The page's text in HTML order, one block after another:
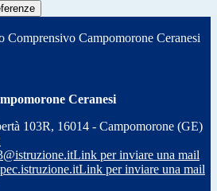
Comprensivo Campomorone Ceranesi
Ceranesi
103R, 16014 - Campomorone (GE)
Link per inviare una mail
Link per inviare una mail